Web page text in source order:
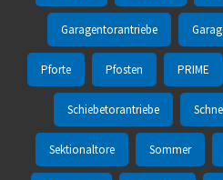
Garagentorantriebe
Pforte Pfosten PRIME
Schiebetorantriebe
Sektionaltore Sommer